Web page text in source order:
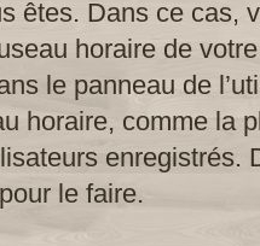
êtes. Dans ce cas,
horaire de
le panneau de
horaire, comme la
enregistrés.
le faire.